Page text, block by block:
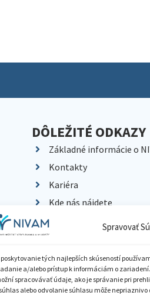
Spravovať
poskytovanie tých najlepších skúseností
a/alebo prístup k informáciám o
spracovávať údaje, ako je správanie pri
alebo odvolanie súhlasu môže
DÔLEŽITÉ ODKAZY
Základné informácie o
Kontakty
Kariéra
Kde nás nájdete
Pracoviská NIVaM
Dokumenty inštitúcie
Knižnica